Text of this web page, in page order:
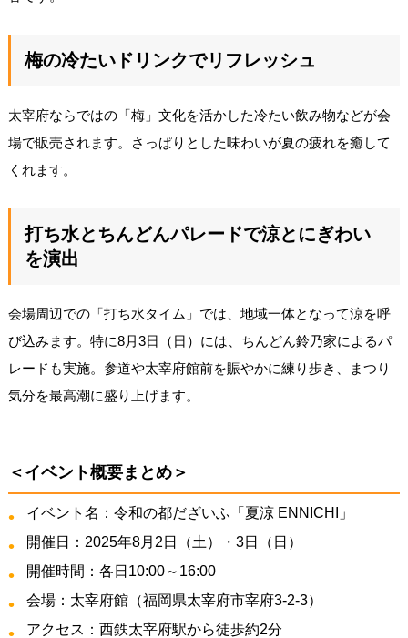
梅の冷たいドリンクでリフレッシュ
太宰府ならではの「梅」文化を活かした冷たい飲み物などが会
場で販売されます。さっぱりとした味わいが夏の疲れを癒して
くれます。
打ち水とちんどんパレードで涼とにぎわい
を演出
会場周辺での「打ち水タイム」では、地域一体となって涼を呼
び込みます。特に8月3日（日）には、ちんどん鈴乃家によるパ
レードも実施。参道や太宰府館前を賑やかに練り歩き、まつり
気分を最高潮に盛り上げます。
＜イベント概要まとめ＞
イベント名：令和の都だざいふ「夏涼 ENNICHI」
開催日：2025年8月2日（土）・3日（日）
開催時間：各日10:00～16:00
会場：太宰府館（福岡県太宰府市宰府3-2-3）
アクセス：西鉄太宰府駅から徒歩約2分